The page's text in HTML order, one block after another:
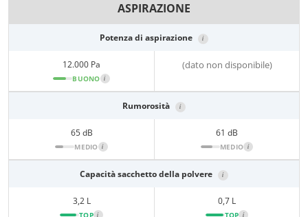
ASPIRAZIONE
Potenza di aspirazione i
12.000 Pa
BUONO i
(dato non disponibile)
Rumorosità i
65 dB
MEDIO i
61 dB
MEDIO i
Capacità sacchetto della polvere i
3,2 L
i
0,7 L
i